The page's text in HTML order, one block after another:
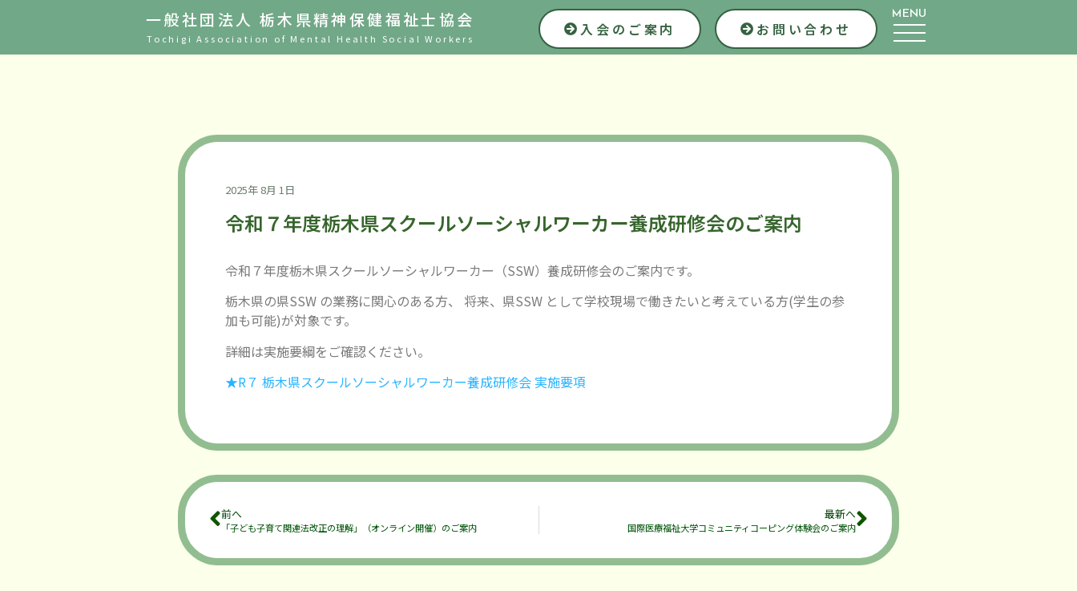
一般社団法人 栃木県精神保健福祉士協会
Tochigi Association of Mental Health Social Workers 入会のご案内 お問い合わせ
MENU
2025年 8月 1日
令和７年度栃木県スクールソーシャルワーカー養成研修会のご案内
令和７年度栃木県スクールソーシャルワーカー（SSW）養成研修会のご案内です。
栃木県の県SSW の業務に関心のある方、 将来、県SSW として学校現場で働きたいと考えている方(学生の参
加も可能)が対象です。
詳細は実施要綱をご確認ください。
★R７ 栃木県スクールソーシャルワーカー養成研修会 実施要項
前へ
「子ども子育て関連法改正の理解」（オンライン開催）のご案内
最新へ
国際医療福祉大学コミュニティコーピング体験会のご案内